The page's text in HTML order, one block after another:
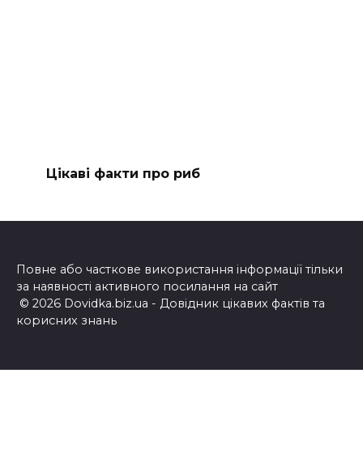
Цікаві факти про риб
Повне або часткове використання інформації тільки
за наявності активного посилання на сайт
© 2026 Dovidka.biz.ua - Довідник цікавих фактів та
корисних знань